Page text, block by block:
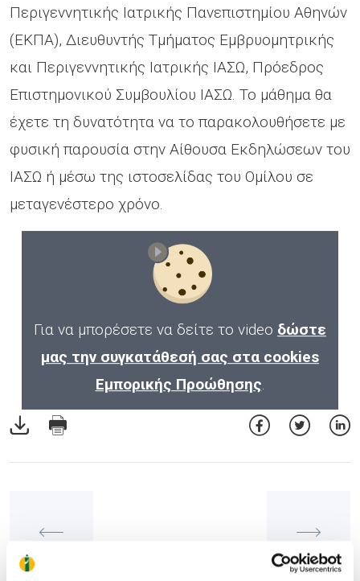
Περιγεννητικής Ιατρικής Πανεπιστημίου Αθηνών
(ΕΚΠΑ), Διευθυντής Τμήματος Εμβρυομητρικής
και Περιγεννητικής Ιατρικής ΙΑΣΩ, Πρόεδρος
Επιστημονικού Συμβουλίου ΙΑΣΩ. Το μάθημα θα
έχετε τη δυνατότητα να το παρακολουθήσετε με
φυσική παρουσία στην Αίθουσα Εκδηλώσεων του
ΙΑΣΩ ή μέσω της ιστοσελίδας του Ομίλου σε
μεταγενέστερο χρόνο.
Για να μπορέσετε να δείτε το video δώστε
μας την συγκατάθεσή σας στα cookies
Εμπορικής Προώθησης.